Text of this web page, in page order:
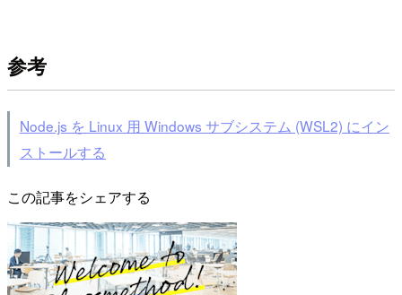
参考
Node.js を Linux 用 Windows サブシステム (WSL2) にイン
ストールする
この記事をシェアする